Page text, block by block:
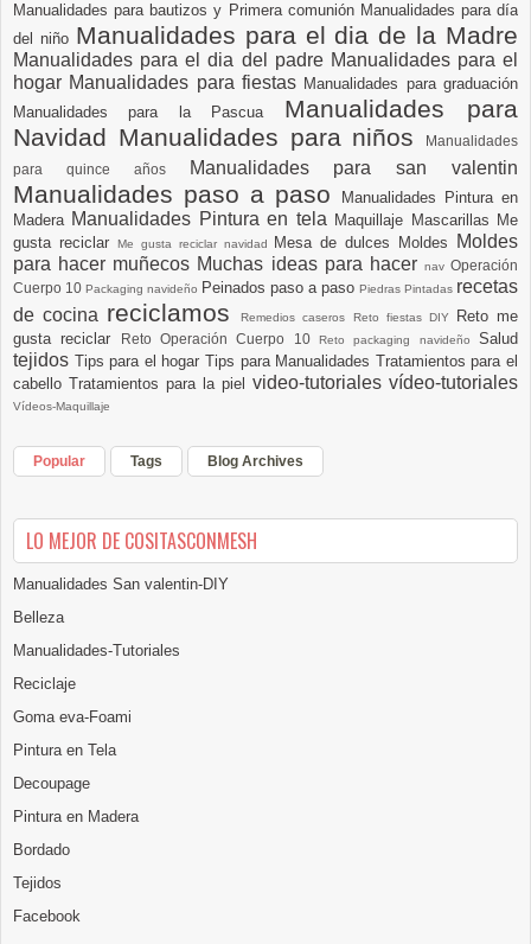
Manualidades para bautizos y Primera comunión Manualidades para día
del niño Manualidades para el dia de la Madre
Manualidades para el dia del padre Manualidades para el
hogar Manualidades para fiestas Manualidades para graduación
Manualidades para la Pascua Manualidades para
Navidad Manualidades para niños
Manualidades
para quince años
Manualidades para san valentin
Manualidades paso a paso
Manualidades Pintura en
Madera Manualidades Pintura en tela Maquillaje Mascarillas Me
gusta reciclar
Me gusta reciclar navidad Mesa de dulces Moldes
Moldes
para hacer muñecos Muchas ideas para hacer nav Operación
Cuerpo 10 Packaging navideño Peinados paso a paso Piedras Pintadas recetas
de cocina reciclamosRemedios caseros Reto fiestas DIY
Reto me
gusta reciclar
Reto Operación Cuerpo 10Reto packaging navideñoSalud
tejidos Tips para el hogarTips para Manualidades Tratamientos para el
cabello Tratamientos para la piel video-tutoriales vídeo-tutoriales
Vídeos-Maquillaje
Popular Tags Blog Archives
LO MEJOR DE COSITASCONMESH
Manualidades San valentin-DIY
Belleza
Manualidades-Tutoriales
Reciclaje
Goma eva-Foami
Pintura en Tela
Decoupage
Pintura en Madera
Bordado
Tejidos
Facebook